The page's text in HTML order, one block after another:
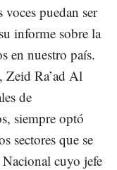
puedan ser
informe sobre la
en nuestro país.
Ra’ad Al
de
siempre optó
sectores que se
cuyo jefe